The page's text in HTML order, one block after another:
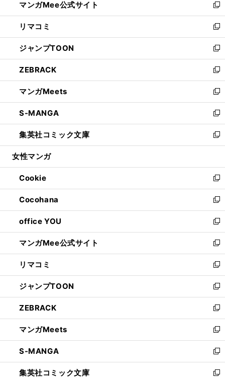
く
ド
ウ
で
開
く
ィ
ン
ド
ウ
で
開
く
い
ウ
ィ
ン
ド
ウ
で
開
く
マンガMee公式サイト
新
し
い
ウ
ィ
ン
ド
ウ
で
開
く
リマコミ
新
し
い
ウ
ィ
ン
ド
ウ
で
開
く
ジャンプTOON
新
し
い
ウ
ィ
ン
ド
ウ
で
開
ZEBRACK
新
し
い
ウ
ィ
ン
ド
ウ
開
く
マンガMeets
新
し
い
ウ
ィ
ン
ウ
で
開
く
S-MANGA
新
し
い
ウ
ン
ド
ウ
で
開
く
集英社コミック文庫
新
し
ウ
ィ
ン
ド
ウ
で
開
く
女性マンガ
Cookie
新
し
い
ウ
ィ
ン
ド
ウ
で
開
く
Cocohana
新
し
い
ウ
ィ
ン
ド
ウ
で
開
く
office YOU
新
し
い
ウ
ィ
ン
ド
ウ
で
開
く
マンガMee公式サイト
新
し
い
ウ
ィ
ン
ド
ウ
で
開
く
リマコミ
新
し
い
ウ
ィ
ン
ド
ウ
で
開
く
ジャンプTOON
新
し
い
ウ
ィ
ン
ド
ウ
で
ZEBRACK
新
し
い
ウ
ィ
ン
ド
マンガMeets
新
し
い
ウ
ィ
S-MANGA
新
し
い
集英社コミック文庫
新